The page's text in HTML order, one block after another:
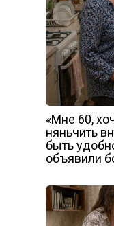
«Мне 60,
няньчить
быть
объявили